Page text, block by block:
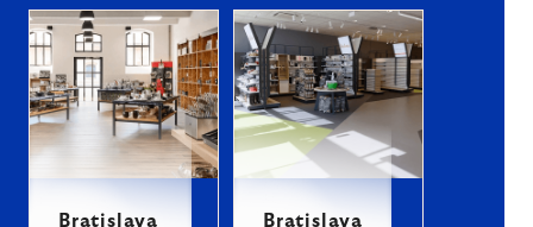
Bratislava Bratislava